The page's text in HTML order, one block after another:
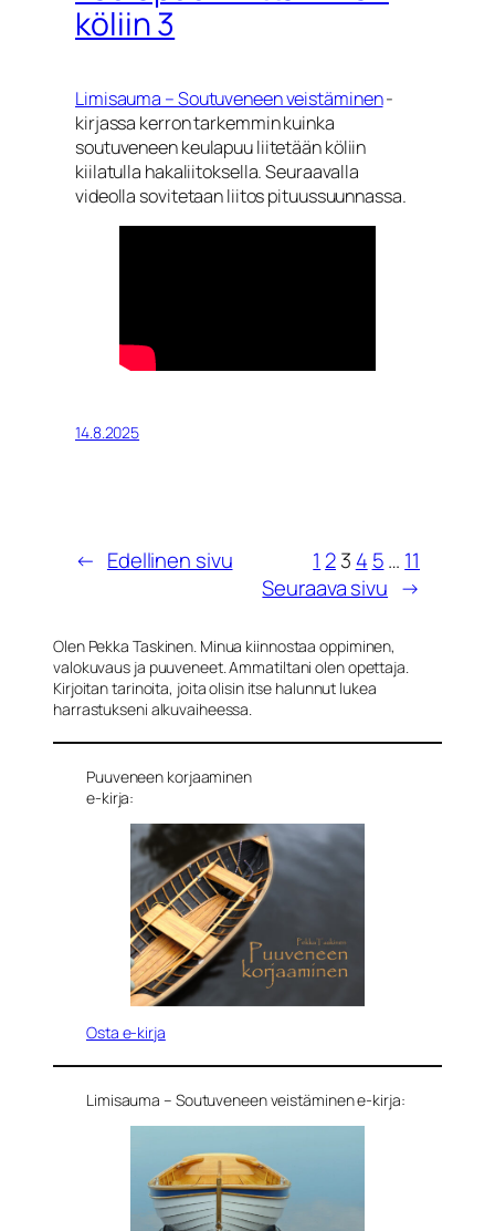
köliin 3
Limisauma – Soutuveneen veistäminen-
kirjassa kerron tarkemmin kuinka
soutuveneen keulapuu liitetään köliin
kiilatulla hakaliitoksella. Seuraavalla
videolla sovitetaan liitos pituussuunnassa.
14.8.2025
← Edellinen sivu 1 23 4 5… 11
Seuraava sivu →
Olen Pekka Taskinen. Minua kiinnostaa oppiminen,
valokuvaus ja puuveneet. Ammatiltani olen opettaja.
Kirjoitan tarinoita, joita olisin itse halunnut lukea
harrastukseni alkuvaiheessa.
Puuveneen korjaaminen
e-kirja:
Osta e-kirja
Limisauma – Soutuveneen veistäminen e-kirja: